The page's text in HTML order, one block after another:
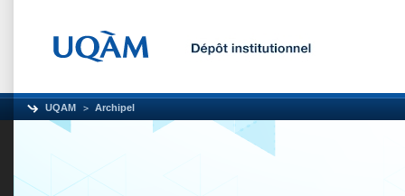
UQAM Archipel